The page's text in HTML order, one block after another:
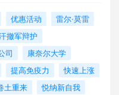
优惠活动
雷尔·莫雷
撤军辩护
司
康奈尔大学
提高免疫力
快速上涨
土重来
悦纳新自我